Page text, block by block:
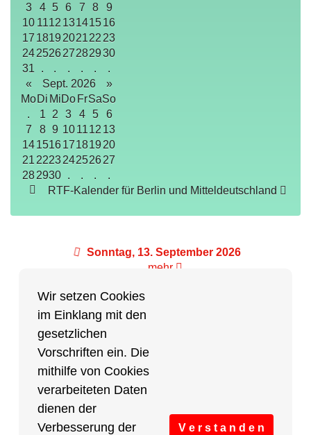
Wir setzen Cookies
im Einklang mit den
gesetzlichen
Vorschriften ein. Die
mithilfe von Cookies
verarbeiteten Daten
dienen der
Verbesserung der
V e r s t a n d e n
3
4 5 6 7 8
9
10 1112 13141516
17 1819 202122 23
24252627282930
31
. . . . .
.
«
Sept. 2026
»
MoDi MiDo FrSaSo
.
1 2 3 4 5
6
7
8 9 10 1112 13
141516171819 20
21 222324252627
282930 . . .
.
RTF-Kalender für Berlin und Mitteldeutschland
Sonntag, 13. September 2026
mehr
Partner des Breitensports
Partner von BRV-Breitensport.de